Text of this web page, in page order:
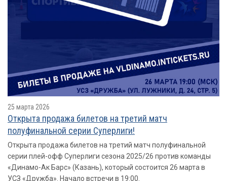
25 марта 2026
Открыта продажа билетов на третий матч
полуфинальной серии Суперлиги!
Открыта продажа билетов на третий матч полуфинальной
серии плей-офф Суперлиги сезона 2025/26 против команды
«Динамо-Ак Барс» (Казань), который состоится 26 марта в
УСЗ «Дружба». Начало встречи в 19:00.